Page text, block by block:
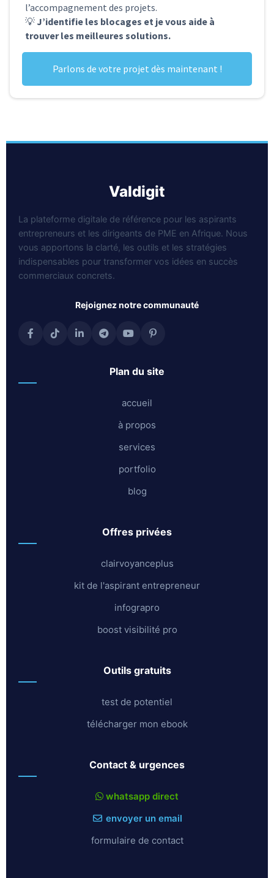
l’accompagnement des projets.
💡 J’identifie les blocages et je vous aide à
trouver les meilleures solutions.
Parlons de votre projet dès maintenant !
valdigit
La plateforme digitale de référence pour les aspirants
entrepreneurs et les dirigeants de PME en Afrique. Nous
vous apportons la clarté, les outils et les stratégies
indispensables pour transformer vos idées en succès
commerciaux concrets.
rejoignez notre communauté
plan du site
accueil
à propos
services
portfolio
blog
offres privées
clairvoyanceplus
kit de l'aspirant entrepreneur
infograpro
boost visibilité pro
outils gratuits
test de potentiel
télécharger mon ebook
contact & urgences
whatsapp direct
envoyer un email
formulaire de contact